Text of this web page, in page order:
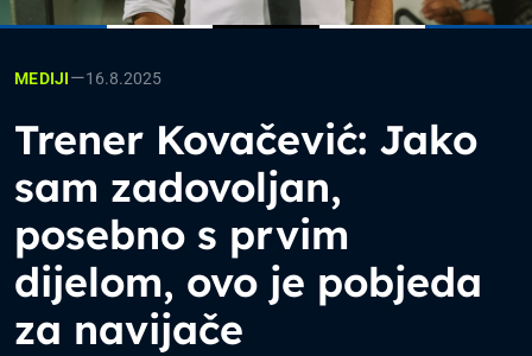
MEDIJI—16.8.2025
Trener Kovačević: Jako
sam zadovoljan,
posebno s prvim
dijelom, ovo je pobjeda
za navijače